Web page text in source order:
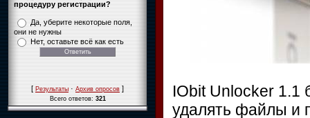
процедуру регистрации?
Да, уберите некоторые поля,
они не нужны
Нет, оставьте всё как есть
[Результаты·Архив опросов]
Всего ответов:321
IObit Unlocker 1.1
удалять файлы и